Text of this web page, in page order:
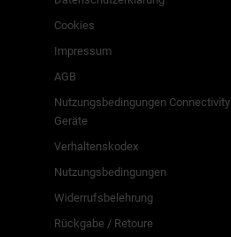
Cookies
Impressum
AGB
Nutzungsbedingungen Connectivity
Geräte
Verhaltenskodex
Nutzungsbedingungen
Widerrufsbelehrung
Rückgabe / Retoure